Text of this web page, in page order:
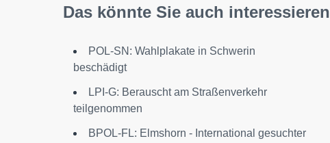
Das könnte Sie auch interessieren
POL-SN: Wahlplakate in Schwerin
beschädigt
LPI-G: Berauscht am Straßenverkehr
teilgenommen
BPOL-FL: Elmshorn - International gesuchter